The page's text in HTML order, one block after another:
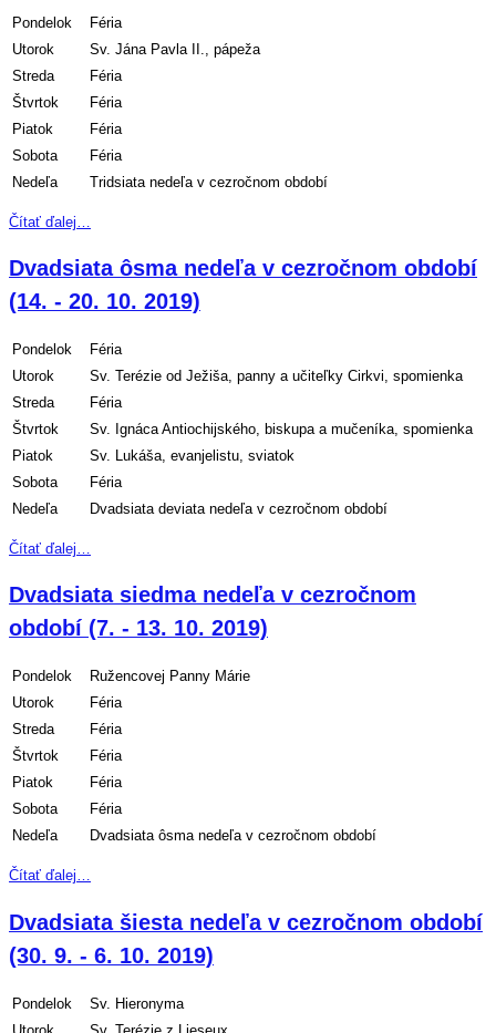
Pondelok
Féria
Utorok
Sv. Jána Pavla II., pápeža
Streda
Féria
Štvrtok
Féria
Piatok
Féria
Sobota
Féria
Nedeľa
Tridsiata nedeľa v cezročnom období
Čítať ďalej…
Dvadsiata ôsma nedeľa v cezročnom období
(14. - 20. 10. 2019)
Pondelok
Féria
Utorok
Sv. Terézie od Ježiša, panny a učiteľky Cirkvi, spomienka
Streda
Féria
Štvrtok
Sv. Ignáca Antiochijského, biskupa a mučeníka, spomienka
Piatok
Sv. Lukáša, evanjelistu, sviatok
Sobota
Féria
Nedeľa
Dvadsiata deviata nedeľa v cezročnom období
Čítať ďalej…
Dvadsiata siedma nedeľa v cezročnom
období (7. - 13. 10. 2019)
Pondelok
Ružencovej Panny Márie
Utorok
Féria
Streda
Féria
Štvrtok
Féria
Piatok
Féria
Sobota
Féria
Nedeľa
Dvadsiata ôsma nedeľa v cezročnom období
Čítať ďalej…
Dvadsiata šiesta nedeľa v cezročnom období
(30. 9. - 6. 10. 2019)
Pondelok
Sv. Hieronyma